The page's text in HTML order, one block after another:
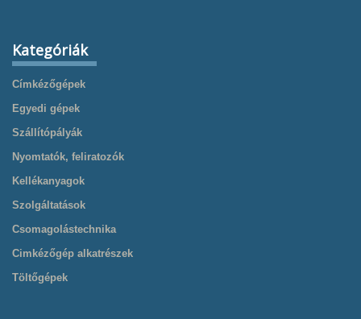
Kategóriák
Címkézőgépek
Egyedi gépek
Szállítópályák
Nyomtatók, feliratozók
Kellékanyagok
Szolgáltatások
Csomagolástechnika
Cimkézőgép alkatrészek
Töltőgépek